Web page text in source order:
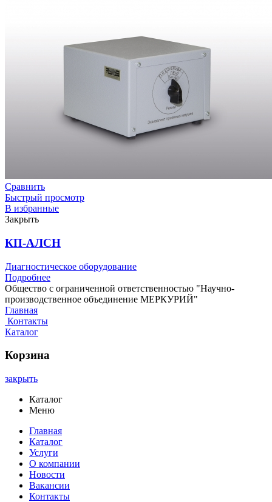
Сравнить
Быстрый просмотр
В избранные
Закрыть
КП-АЛСН
Диагностическое оборудование
Подробнее
Общество с ограниченной ответственностью "Научно-
производственное объединение МЕРКУРИЙ"
Главная
Контакты
Каталог
Корзина
закрыть
Каталог
Меню
Главная
Каталог
Услуги
О компании
Новости
Вакансии
Контакты